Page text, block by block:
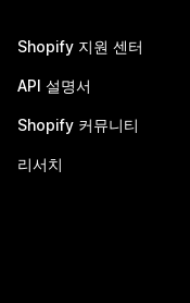
Shopify 지원 센터
API 설명서
Shopify 커뮤니티
리서치